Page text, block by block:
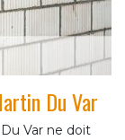
Du Var
Var ne doit